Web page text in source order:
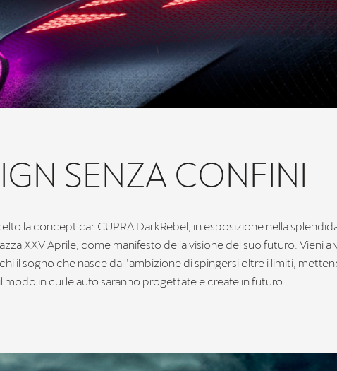
SENZA CONFINI
la concept car CUPRA DarkRebel, in esposizione nella
XXV Aprile, come manifesto della visione del suo futuro. Vieni a
il sogno che nasce dall’ambizione di spingersi oltre i limiti,
modo in cui le auto saranno progettate e create in futuro.